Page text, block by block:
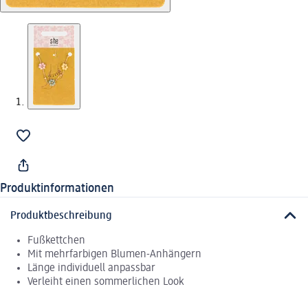
Produktinformationen
Produktbeschreibung
Fußkettchen
Mit mehrfarbigen Blumen-Anhängern
Länge individuell anpassbar
Verleiht einen sommerlichen Look